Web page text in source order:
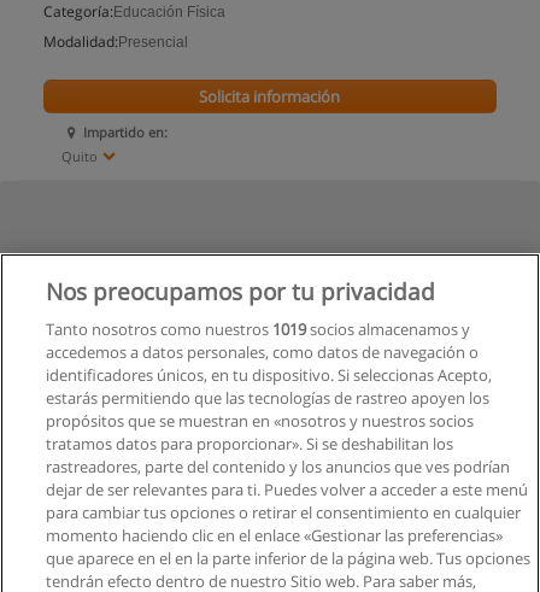
Categoría: Educación Física
Modalidad: Presencial
Impartido en:
Quito
Solicita información
Nos preocupamos por tu privacidad
Tanto nosotros como nuestros 1019socios almacenamos y
accedemos a datos personales, como datos de navegación o
identificadores únicos, en tu dispositivo. Si seleccionas Acepto,
estarás permitiendo que las tecnologías de rastreo apoyen los
propósitos que se muestran en «nosotros y nuestros socios
tratamos datos para proporcionar». Si se deshabilitan los
rastreadores, parte del contenido y los anuncios que ves podrían
dejar de ser relevantes para ti. Puedes volver a acceder a este menú
para cambiar tus opciones o retirar el consentimiento en cualquier
momento haciendo clic en el enlace «Gestionar las preferencias»
que aparece en el en la parte inferior de la página web. Tus opciones
tendrán efecto dentro de nuestro Sitio web. Para saber más,